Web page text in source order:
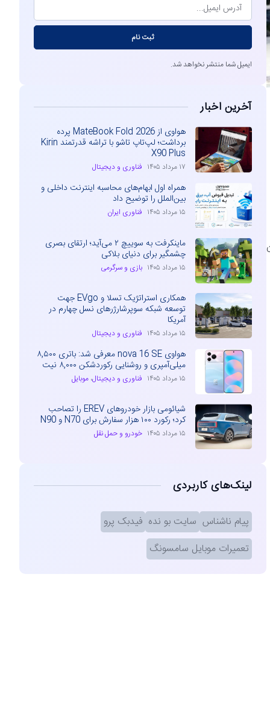
میلیون
ثبت نام
ایمیل شما منتشر نخواهد شد.
آخرین اخبار
هواوی از MateBook Fold 2026 پرده
برداشت؛ لپ‌تاپ تاشو با تراشه قدرتمند Kirin
X90 Plus
۱۷ مرداد ۱۴۰۵ فناوری و دیجیتال
همراه اول ابهام‌های محاسبه اینترنت داخلی و
بین‌الملل را توضیح داد
۱۵ مرداد ۱۴۰۵ فناوری ایران
ماینکرفت به سوییچ ۲ می‌آید؛ ارتقای بصری
چشمگیر برای دنیای بلاکی
۱۵ مرداد ۱۴۰۵ بازی و سرگرمی
همکاری استراتژیک تسلا و EVgo جهت
توسعه شبکه سوپرشارژرهای نسل چهارم در
آمریکا
۱۵ مرداد ۱۴۰۵ فناوری و دیجیتال
هواوی nova 16 SE معرفی شد: باتری ۸,۵۰۰
میلی‌آمپری و روشنایی رکوردشکن ۸,۰۰۰ نیت
۱۵ مرداد ۱۴۰۵ فناوری و دیجیتال،موبایل
شیائومی بازار خودروهای EREV را تصاحب
کرد؛ رکورد ۱۰۰ هزار سفارش برای N70 و N90
۱۵ مرداد ۱۴۰۵ خودرو و حمل نقل
لینک‌های کاربردی
پیام ناشناس سایت بو نده فیدبک پرو
تعمیرات موبایل سامسونگ